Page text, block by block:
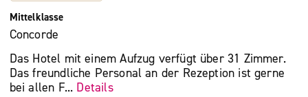
Mittelklasse
Concorde
Das Hotel mit einem Aufzug verfügt über 31 Zimmer.
Das freundliche Personal an der Rezeption ist gerne
bei allen F... Details